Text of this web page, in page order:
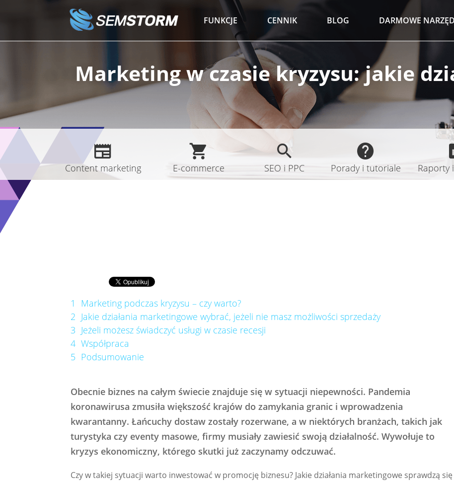
FUNKCJE CENNIK BLOG DARMOWE
Content marketing E-commerce SEO i PPC Porady i tutoriale Raporty
Marketing w czasie kryzysu: jakie
1
Marketing podczas kryzysu – czy warto?
2 Jakie działania marketingowe wybrać, jeżeli nie masz możliwości sprzedaży
3 Jeżeli możesz świadczyć usługi w czasie recesji
4 Współpraca
5 Podsumowanie
Obecnie biznes na całym świecie znajduje się w sytuacji niepewności. Pandemia
koronawirusa zmusiła większość krajów do zamykania granic i wprowadzenia
kwarantanny. Łańcuchy dostaw zostały rozerwane, a w niektórych branżach, takich jak
turystyka czy eventy masowe, firmy musiały zawiesić swoją działalność. Wywołuje to
kryzys ekonomiczny, którego skutki już zaczynamy odczuwać.
Czy w takiej sytuacji warto inwestować w promocję biznesu? Jakie działania marketingowe sprawdzą się